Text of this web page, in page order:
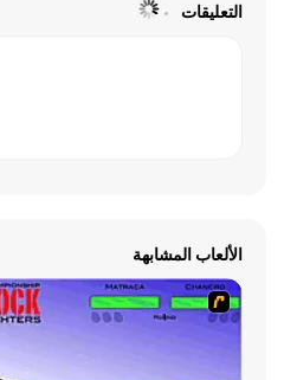
التعليقات
الألعاب المشابهة